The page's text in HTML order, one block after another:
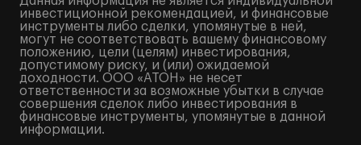
инвестиционной рекомендацией, и финансовые
инструменты либо сделки, упомянутые в ней,
могут не соответствовать вашему финансовому
положению, цели (целям) инвестирования,
допустимому риску, и (или) ожидаемой
доходности. ООО «АТОН» не несет
ответственности за возможные убытки в случае
совершения сделок либо инвестирования в
финансовые инструменты, упомянутые в данной
информации.